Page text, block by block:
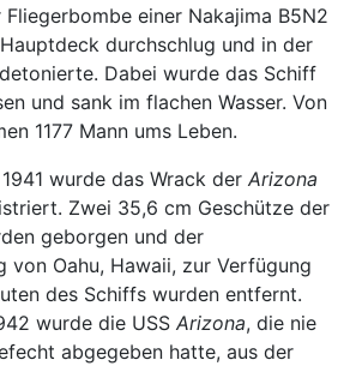
einer Nakajima B5N2
durchschlug und in der
Dabei wurde das Schiff
und sank im flachen Wasser. Von
1177 Mann ums Leben.
wurde das Wrack der Arizona
Zwei 35,6 cm Geschütze der
geborgen und der
von Oahu, Hawaii, zur Verfügung
des Schiffs wurden entfernt.
wurde die USS Arizona, die nie
abgegeben hatte, aus der